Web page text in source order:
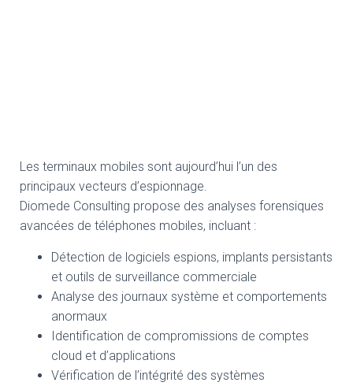
Les terminaux mobiles sont aujourd’hui l’un des
principaux vecteurs d’espionnage.
Diomede Consulting propose des analyses forensiques
avancées de téléphones mobiles, incluant :
Détection de logiciels espions, implants persistants
et outils de surveillance commerciale
Analyse des journaux système et comportements
anormaux
Identification de compromissions de comptes
cloud et d’applications
Vérification de l’intégrité des systèmes